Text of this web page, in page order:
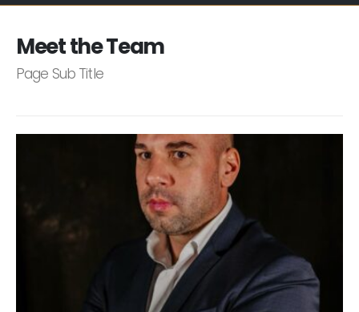
Meet theTeam
Page Sub Title